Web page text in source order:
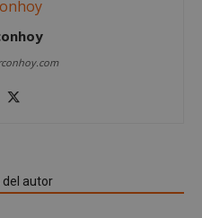
del autor
funcionalidad